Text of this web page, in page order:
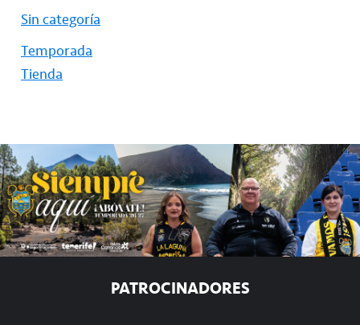
Sin categoría
Temporada
Tienda
PATROCINADORES